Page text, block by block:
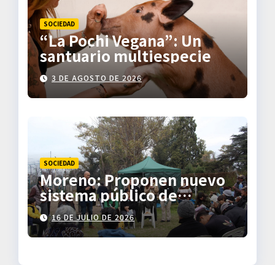
SOCIEDAD
“La Pochi Vegana”: Un
santuario multiespecie
3 DE AGOSTO DE 2026
SOCIEDAD
Moreno: Proponen nuevo
sistema público de
transporte
16 DE JULIO DE 2026